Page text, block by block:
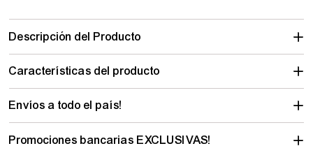
Descripción del Producto
Características del producto
Envíos a todo el país!
Promociones bancarias EXCLUSIVAS!